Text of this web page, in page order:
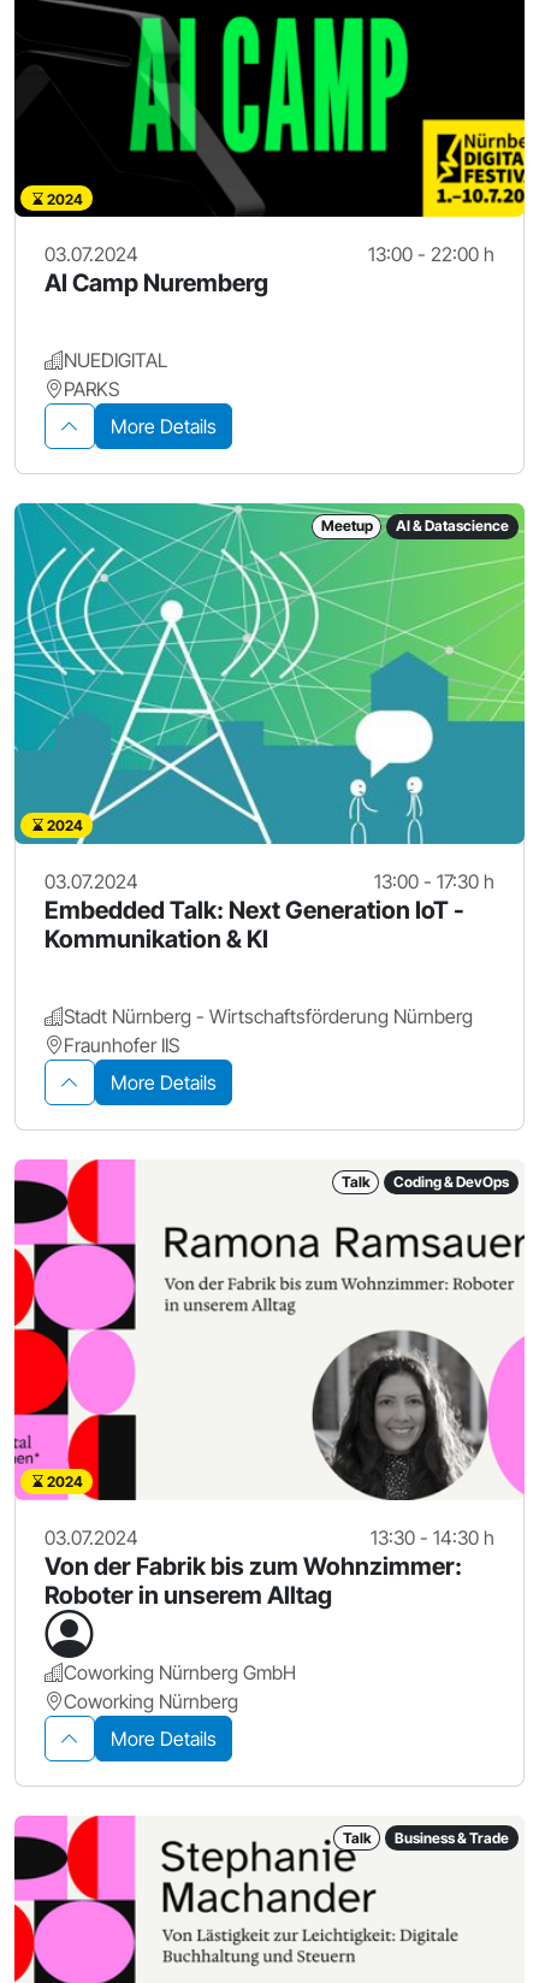
2024
03.07.2024 13:00 - 22:00 h
AI Camp Nuremberg
NUEDIGITAL
PARKS
More Details
Meetup AI & Datascience
2024
03.07.2024 13:00 - 17:30 h
Embedded Talk: Next Generation IoT -
Kommunikation & KI
Stadt Nürnberg - Wirtschaftsförderung Nürnberg
Fraunhofer IIS
More Details
Talk Coding & DevOps
2024
03.07.2024 13:30 - 14:30 h
Von der Fabrik bis zum Wohnzimmer:
Roboter in unserem Alltag
Coworking Nürnberg GmbH
Coworking Nürnberg
More Details
Talk Business & Trade